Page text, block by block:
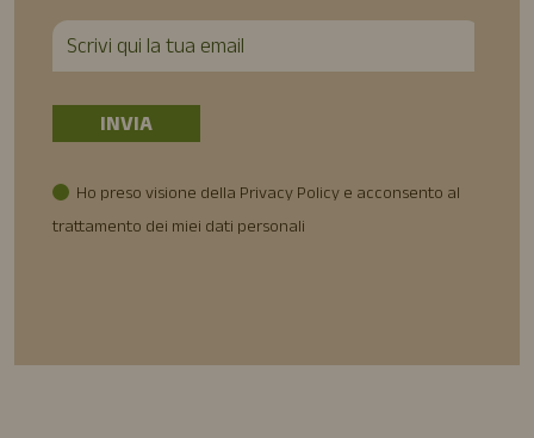
Ho preso visione della Privacy Policy e acconsento al
trattamento dei miei dati personali